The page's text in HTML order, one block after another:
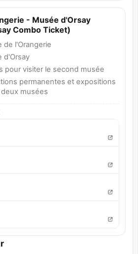
- Musée d'Orsay
Combo Ticket)
de l'Orangerie
d'Orsay
pour visiter le second musée
permanentes et expositions
musées